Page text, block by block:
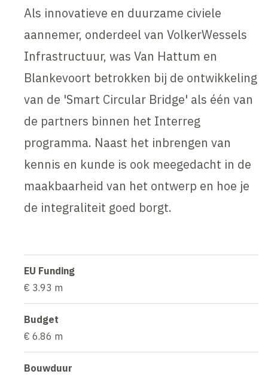
Als innovatieve en duurzame civiele
aannemer, onderdeel van VolkerWessels
Infrastructuur, was Van Hattum en
Blankevoort betrokken bij de ontwikkeling
van de 'Smart Circular Bridge' als één van
de partners binnen het Interreg
programma. Naast het inbrengen van
kennis en kunde is ook meegedacht in de
maakbaarheid van het ontwerp en hoe je
de integraliteit goed borgt.
EU Funding
€ 3.93 m
Budget
€ 6.86 m
Bouwduur